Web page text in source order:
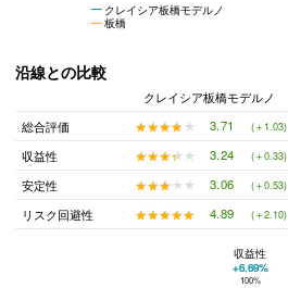
クレイシア板橋モデルノ
板橋
沿線との比較
クレイシア板橋モデルノ
総合評価
★★★★★
★★★★★ 3.71 (＋1.03)
収益性
★★★★★
★★★★★ 3.24 (＋0.33)
安定性
★★★★★
★★★★★ 3.06 (＋0.53)
リスク回避性
★★★★★
★★★★★ 4.89 (＋2.10)
クレイシア板橋モデルノと都営三田線の平均値の総合評価の比較
100%
収益性
+6.69%